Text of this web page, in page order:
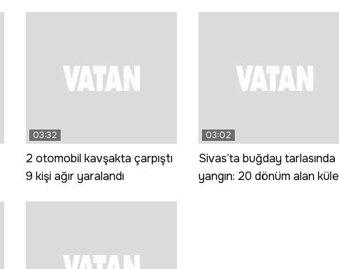
03:32
2 otomobil kavşakta çarpıştı
9 kişi ağır yaralandı
03:02
Sivas’ta buğday tarlasında
yangın: 20 dönüm alan küle